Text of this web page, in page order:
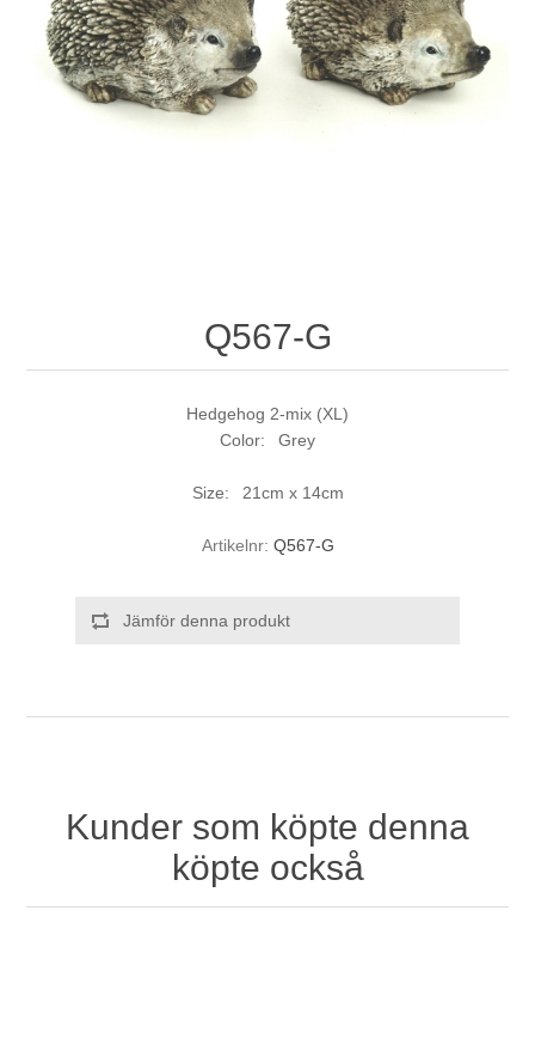
Q567-G
Hedgehog 2-mix (XL)
Color: Grey
Size: 21cm x 14cm
Artikelnr: Q567-G
Jämför denna produkt
Kunder som köpte denna
köpte också